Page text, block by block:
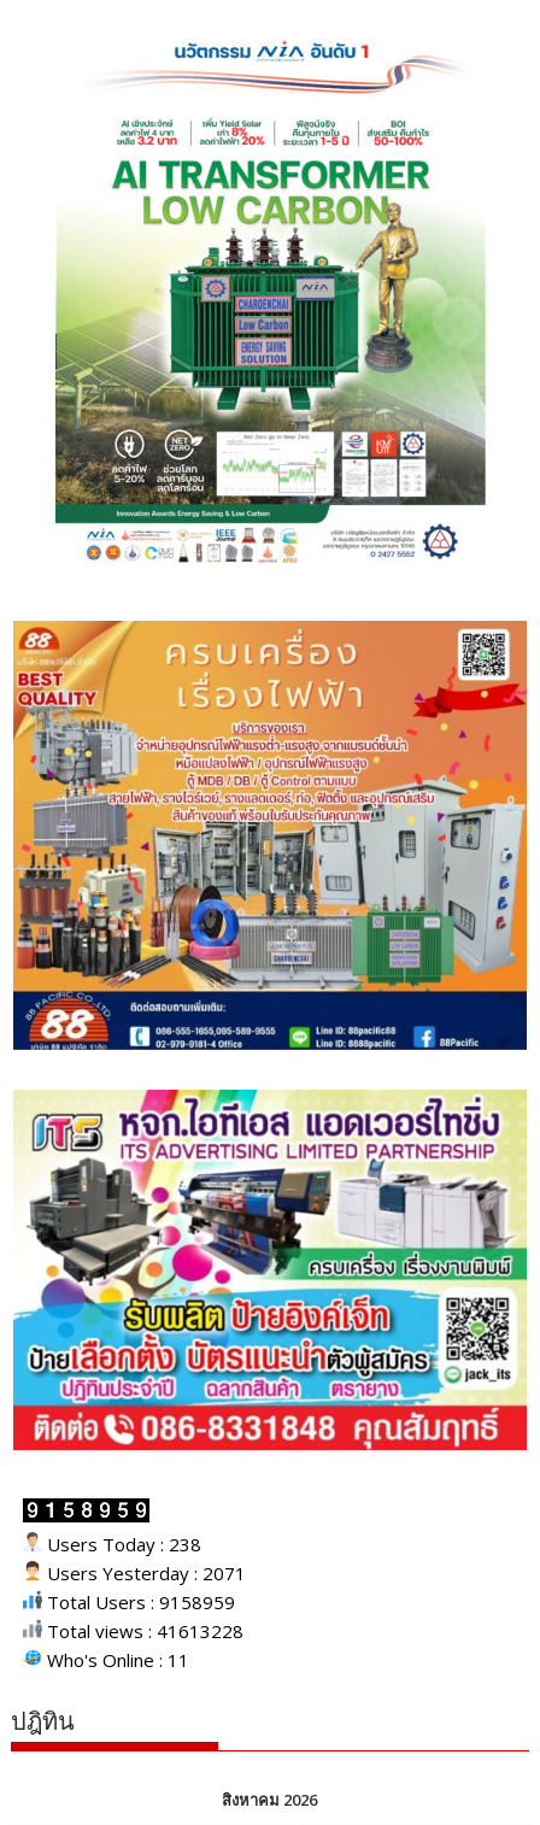
Users Today : 238
Users Yesterday : 2071
Total Users : 9158959
Total views : 41613228
Who's Online : 11
ปฎิทิน
สิงหาคม 2026